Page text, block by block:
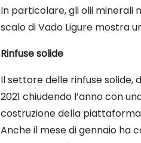
In particolare, gli olii minerali
scalo di Vado Ligure mostra
Rinfuse solide
Il settore delle rinfuse solide,
2021 chiudendo l’anno con
costruzione della piattaforma
Anche il mese di gennaio ha